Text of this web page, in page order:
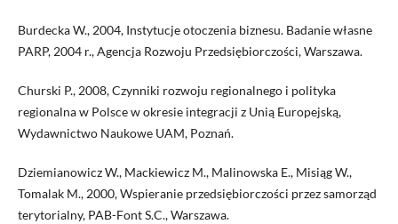
Burdecka W., 2004, Instytucje otoczenia biznesu. Badanie własne
PARP, 2004 r., Agencja Rozwoju Przedsiębiorczości, Warszawa.
Churski P., 2008, Czynniki rozwoju regionalnego i polityka
regionalna w Polsce w okresie integracji z Unią Europejską,
Wydawnictwo Naukowe UAM, Poznań.
Dziemianowicz W., Mackiewicz M., Malinowska E., Misiąg W.,
Tomalak M., 2000, Wspieranie przedsiębiorczości przez samorząd
terytorialny, PAB-Font S.C., Warszawa.